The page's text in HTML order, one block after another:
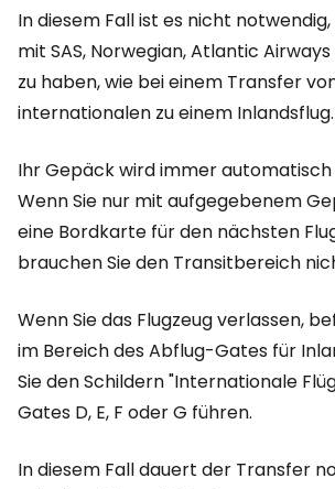
In diesem Fall ist es nicht
mit SAS, Norwegian, Atlantic
zu haben, wie bei einem Transfer
internationalen zu einem Inlandsflug.
Ihr Gepäck wird immer automatisch
Wenn Sie nur mit aufgegebenem
eine Bordkarte für den nächsten
brauchen Sie den Transitbereich
Wenn Sie das Flugzeug verlassen,
im Bereich des Abflug-Gates für
Sie den Schildern "Internationale
Gates D, E, F oder G führen.
In diesem Fall dauert der Transfer